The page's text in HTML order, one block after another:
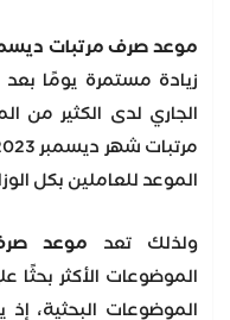
موعد صرف مرتبات ديسمبر
زيادة مستمرة يومًا
الجاري لدى الكثير من
الموعد للعاملين بكل
ولذلك تعد موعد صرف
الموضوعات الأكثر
الموضوعات البحثية،